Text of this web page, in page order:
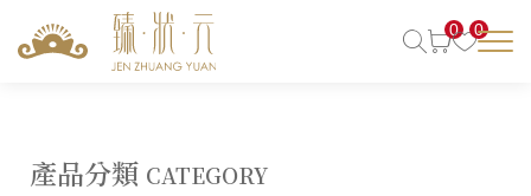
0 0
產品分類 CATEGORY